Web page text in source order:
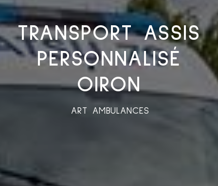
TRANSPORT ASSIS
PERSONNALISÉ
OIRON
ART AMBULANCES